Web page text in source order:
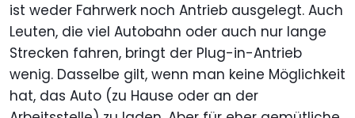
ist weder Fahrwerk noch Antrieb ausgelegt. Auch
Leuten, die viel Autobahn oder auch nur lange
Strecken fahren, bringt der Plug-in-Antrieb
wenig. Dasselbe gilt, wenn man keine Möglichkeit
hat, das Auto (zu Hause oder an der